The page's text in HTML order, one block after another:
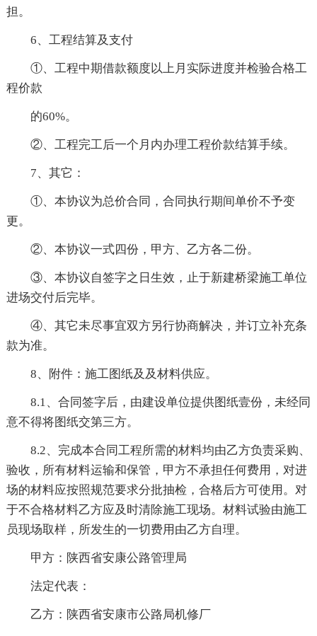
担。
6、工程结算及支付
①、工程中期借款额度以上月实际进度并检验合格工
程价款
的60%。
②、工程完工后一个月内办理工程价款结算手续。
7、其它：
①、本协议为总价合同，合同执行期间单价不予变
更。
②、本协议一式四份，甲方、乙方各二份。
③、本协议自签字之日生效，止于新建桥梁施工单位
进场交付后完毕。
④、其它未尽事宜双方另行协商解决，并订立补充条
款为准。
8、附件：施工图纸及及材料供应。
8.1、合同签字后，由建设单位提供图纸壹份，未经同
意不得将图纸交第三方。
8.2、完成本合同工程所需的材料均由乙方负责采购、
验收，所有材料运输和保管，甲方不承担任何费用，对进
场的材料应按照规范要求分批抽检，合格后方可使用。对
于不合格材料乙方应及时清除施工现场。材料试验由施工
员现场取样，所发生的一切费用由乙方自理。
甲方：陕西省安康公路管理局
法定代表：
乙方：陕西省安康市公路局机修厂